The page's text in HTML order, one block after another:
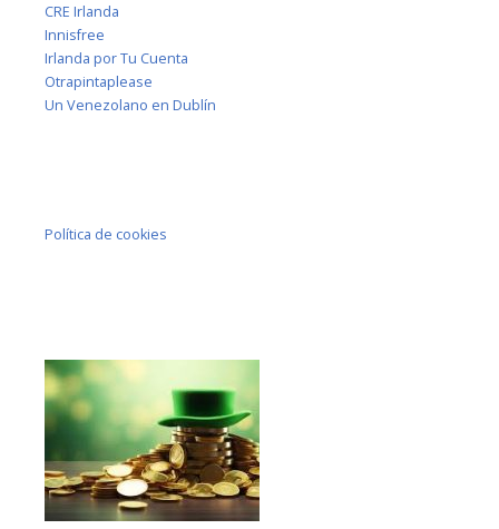
CRE Irlanda
Innisfree
Irlanda por Tu Cuenta
Otrapintaplease
Un Venezolano en Dublín
Política de cookies